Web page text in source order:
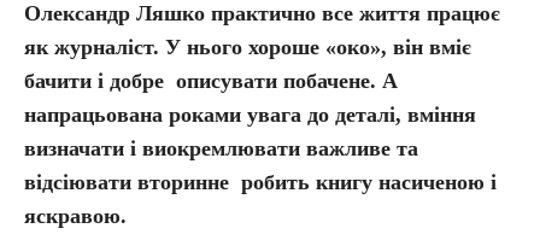
Олександр Ляшко практично все життя працює
як журналіст. У нього хороше «око», він вміє
бачити і добре описувати побачене. А
напрацьована роками увага до деталі, вміння
визначати і виокремлювати важливе та
відсіювати вторинне робить книгу насиченою і
яскравою.